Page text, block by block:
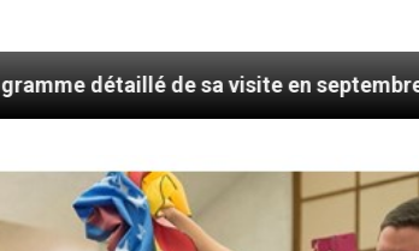
sa visite en septembre – 7 titres,